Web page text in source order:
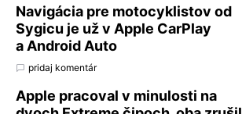
Navigácia pre motocyklistov od
Sygicu je už v Apple CarPlay
a Android Auto
pridaj komentár
Apple pracoval v minulosti na